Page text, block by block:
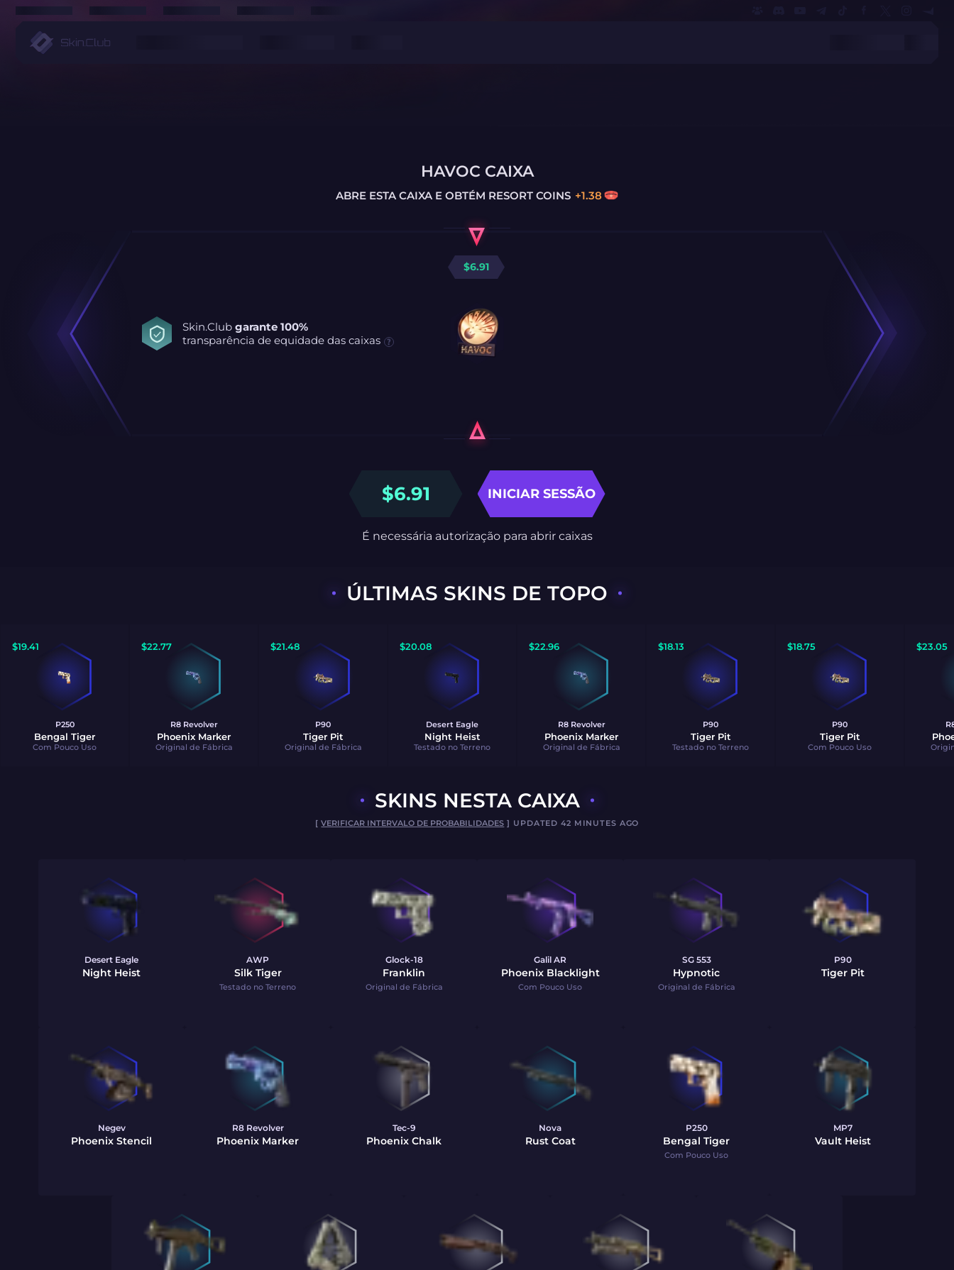
HAVOC CAIXA
ABRE ESTA CAIXA E OBTÉM RESORT COINS +1.38
Skin.Club garante 100%
transparência de equidade das caixas
$6.91
$6.91 INICIAR SESSÃO
É necessária autorização para abrir caixas
ÚLTIMAS SKINS DE TOPO
$19.41
P250
Bengal Tiger
Com Pouco Uso
$22.77
R8 Revolver
Phoenix Marker
Original de Fábrica
$21.48
P90
Tiger Pit
Original de Fábrica
$20.08
Desert Eagle
Night Heist
Testado no Terreno
$22.96
R8 Revolver
Phoenix Marker
Original de Fábrica
$18.13
P90
Tiger Pit
Testado no Terreno
$18.75
P90
Tiger Pit
Com Pouco Uso
$23.05
SKINS NESTA CAIXA
[VERIFICAR INTERVALO DE PROBABILIDADES ] UPDATED 42 MINUTES AGO
Desert Eagle
Night Heist
AWP
Silk Tiger
Testado no Terreno
Glock-18
Franklin
Original de Fábrica
Galil AR
Phoenix Blacklight
Com Pouco Uso
SG 553
Hypnotic
Original de Fábrica
P90
Tiger Pit
Negev
Phoenix Stencil
R8 Revolver
Phoenix Marker
Tec-9
Phoenix Chalk
Nova
Rust Coat
P250
Bengal Tiger
Com Pouco Uso
MP7
Vault Heist